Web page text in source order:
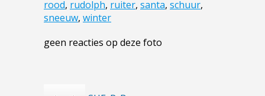
rood, rudolph, ruiter, santa, schuur,
sneeuw, winter
geen reacties op deze foto